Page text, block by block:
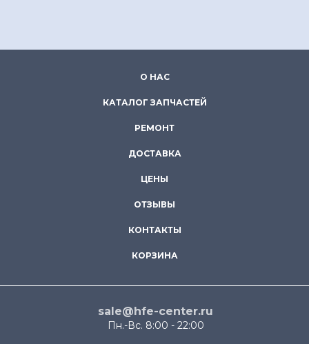
О НАС
КАТАЛОГ ЗАПЧАСТЕЙ
РЕМОНТ
ДОСТАВКА
ЦЕНЫ
ОТЗЫВЫ
КОНТАКТЫ
КОРЗИНА
sale@hfe-center.ru
Пн.-Вс. 8:00 - 22:00